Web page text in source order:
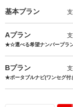
基本プラン
Aプラン
★☆選べる希望ナンバープ
Bプラン
★ポータブルナビ(ワンセグ